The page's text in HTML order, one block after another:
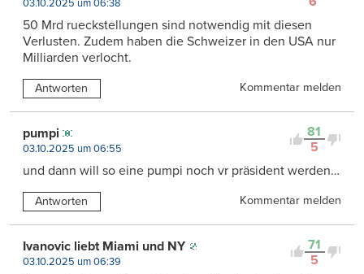
03.10.2025 um 06:38
50 Mrd rueckstellungen sind notwendig mit diesen
Verlusten. Zudem haben die Schweizer in den USA nur
Milliarden verlocht.
Antworten Kommentar melden
81
5
pumpi
03.10.2025 um 06:55
und dann will so eine pumpi noch vr präsident werden…
Antworten Kommentar melden
71
5
Ivanovic liebt Miami und NY
03.10.2025 um 06:39